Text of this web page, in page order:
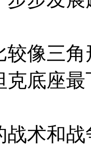
较像三
克底座
战术和